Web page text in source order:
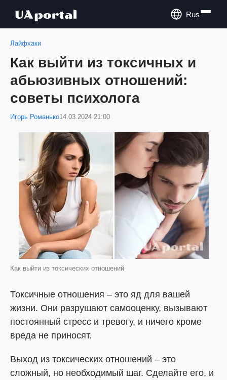
Rus
Лайфхаки
Как выйти из токсичных и
абьюзивных отношений:
советы психолога
Игорь Романько14.03.2024 21:00
Как выйти из токсических отношений
Токсичные отношения – это яд для вашей
жизни. Они разрушают самооценку, вызывают
постоянный стресс и тревогу, и ничего кроме
вреда не приносят.
Выход из токсических отношений – это
сложный, но необходимый шаг. Сделайте его, и